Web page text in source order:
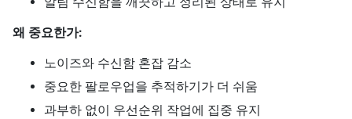
왜 중요한가:
노이즈와 수신함 혼잡 감소
중요한 팔로우업을 추적하기가 더 쉬움
과부하 없이 우선순위 작업에 집중 유지